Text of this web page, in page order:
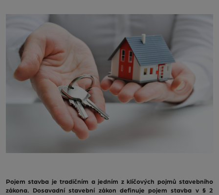
Pojem stavba je tradičním a jedním z klíčových pojmů stavebního
zákona. Dosavadní stavební zákon definuje pojem stavba v § 2